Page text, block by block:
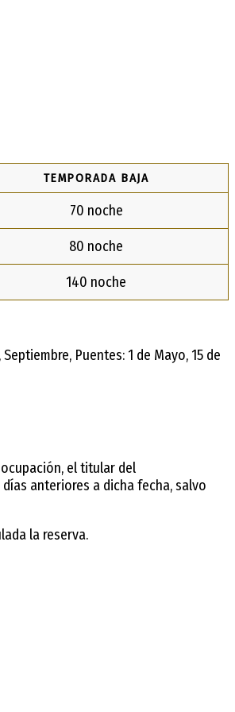
TEMPORADA BAJA
70 noche
80 noche
140 noche
Puentes: 1 de Mayo, 15 de
el titular del
anteriores a dicha fecha, salvo
la reserva.